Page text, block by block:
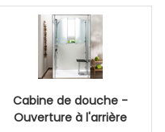
Cabine de douche -
Ouverture à l'arrière